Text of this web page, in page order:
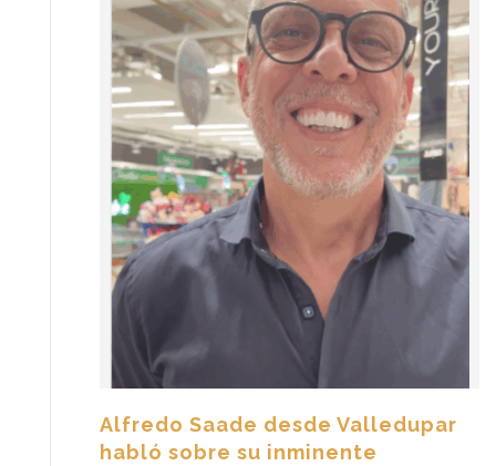
Alfredo Saade desde Valledupar
habló sobre su inminente